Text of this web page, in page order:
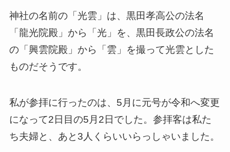
神社の名前の「光雲」は、黒田孝高公の法名
「龍光院殿」から「光」を、黒田長政公の法名
の「興雲院殿」から「雲」を撮って光雲とした
ものだそうです。
私が参拝に行ったのは、5月に元号が令和へ変更
になって2日目の5月2日でした。参拝客は私た
ち夫婦と、あと3人くらいいらっしゃいました。